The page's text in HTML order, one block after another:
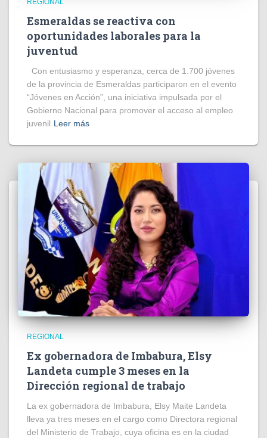
Esmeraldas se reactiva con
oportunidades laborales para la
juventud
Con entusiasmo y esperanza, cerca de 1.700 jóvenes
de la provincia de Esmeraldas participaron en el evento
“Jóvenes en Acción”, una iniciativa impulsada por el
Gobierno Nacional para promover el acceso al empleo
juvenil Leer más
REGIONAL
Ex gobernadora de Imbabura, Elsy
Landeta cumple 3 meses en la
Dirección regional de trabajo
La ex gobernadora de Imbabura, Elsy Maite Landeta
lleva ya tres meses en el cargo como Directora regional
del Ministerio de Trabajo, cuya oficina es en la ciudad